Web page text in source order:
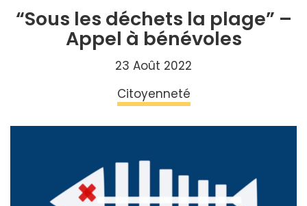
“Sous les déchets la plage” –
Appel à bénévoles
23 Août 2022
Citoyenneté